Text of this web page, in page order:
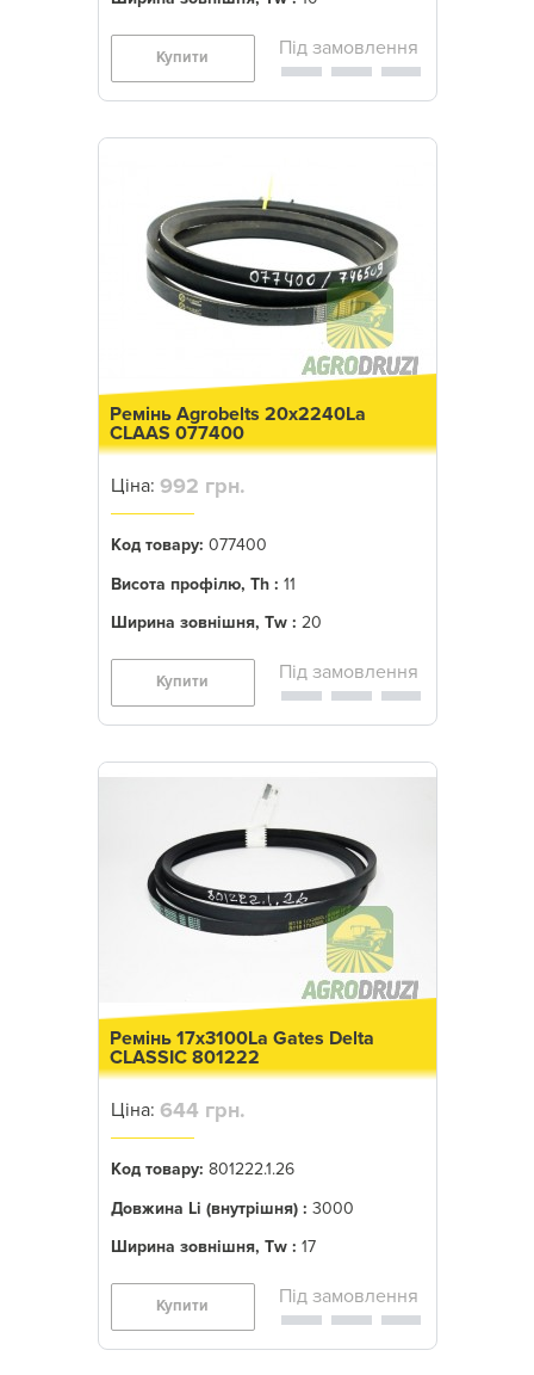
Купити
Ремінь Agrobelts 20x2240La
CLAAS 077400
Ціна: 992 грн.
Код товару: 077400
Висота профілю, Th : 11
Ширина зовнішня, Tw : 20
Купити
Ремінь 17x3100La Gates Delta
CLASSIC 801222
Ціна: 644 грн.
Код товару: 801222.1.26
Довжина Li (внутрішня) : 3000
Ширина зовнішня, Tw : 17
Купити